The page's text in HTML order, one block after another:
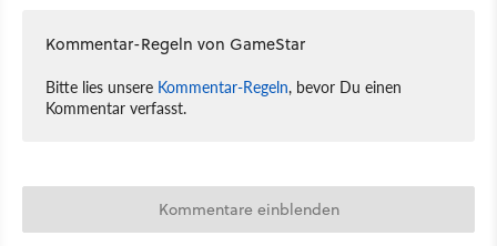
Kommentar-Regeln von GameStar
Bitte lies unsere Kommentar-Regeln, bevor Du einen
Kommentar verfasst.
Kommentare einblenden